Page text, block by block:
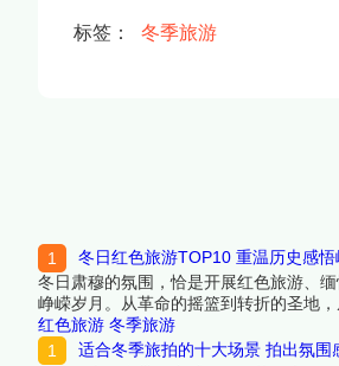
标签： 冬季旅游
冬日红色旅游TOP10 重温历史感悟
冬日肃穆的氛围，恰是开展红色旅游、
峥嵘岁月。从革命的摇篮到转折的圣地
史，更是为了汲取跨越时空的精神力量
红色旅游 冬季旅游
适合冬季旅拍的十大场景 拍出氛围